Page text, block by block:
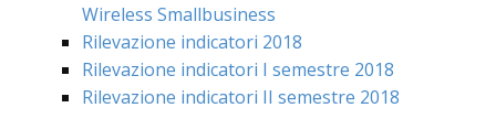
Wireless Smallbusiness
Rilevazione indicatori 2018
Rilevazione indicatori I semestre 2018
Rilevazione indicatori II semestre 2018